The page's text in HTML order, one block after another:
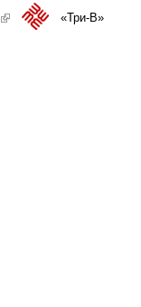
(link is external)«Три-В»